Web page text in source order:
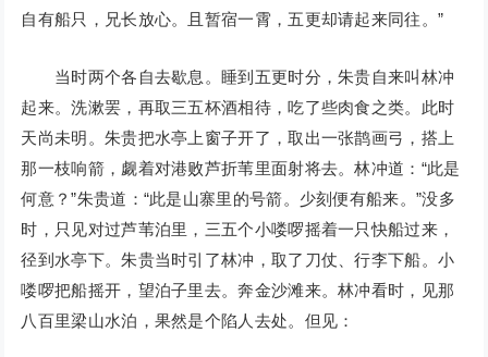
自有船只，兄长放心。且暂宿一霄，五更却请起来同往。”
当时两个各自去歇息。睡到五更时分，朱贵自来叫林冲
起来。洗漱罢，再取三五杯酒相待，吃了些肉食之类。此时
天尚未明。朱贵把水亭上窗子开了，取出一张鹊画弓，搭上
那一枝响箭，觑着对港败芦折苇里面射将去。林冲道：“此是
何意？”朱贵道：“此是山寨里的号箭。少刻便有船来。”没多
时，只见对过芦苇泊里，三五个小喽啰摇着一只快船过来，
径到水亭下。朱贵当时引了林冲，取了刀仗、行李下船。小
喽啰把船摇开，望泊子里去。奔金沙滩来。林冲看时，见那
八百里梁山水泊，果然是个陷人去处。但见：